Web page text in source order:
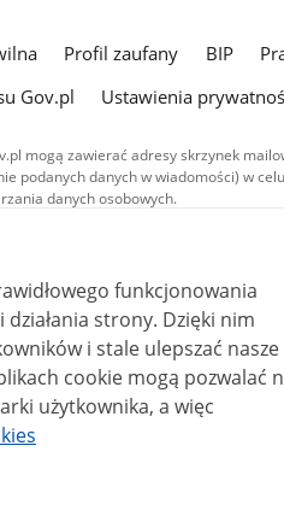
Profil zaufany BIP
Gov.pl
Ustawienia
mogą zawierać adresy skrzynek
podanych danych w wiadomości) w
danych osobowych.
w serwisie (z wyłączeniem treści
typu Creative Commons: uznanie
SA 4.0). Materiały audiowizualne, w tym
typu Creative Commons: uznanie
(CC BY-NC-ND 4.0), o ile nie jest to
funkcjonowania
strony. Dzięki nim
i stale ulepszać nasze
użytkownika, a więc